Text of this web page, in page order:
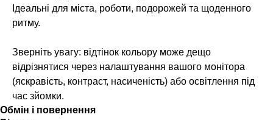
Ідеальні для міста, роботи, подорожей та щоденного
ритму.
Зверніть увагу: відтінок кольору може дещо
відрізнятися через налаштування вашого монітора
(яскравість, контраст, насиченість) або освітлення під
час зйомки.
Обмін і повернення